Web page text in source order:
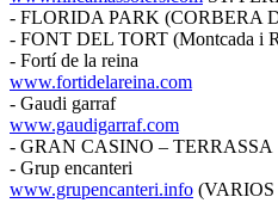
- FLORIDA PARK (CORBERA
- FONT DEL TORT (Montcada i
- Fortí de la reina
www.fortidelareina.com
- Gaudi garraf
www.gaudigarraf.com
- GRAN CASINO – TERRASSA
- Grup encanteri
www.grupencanteri.info